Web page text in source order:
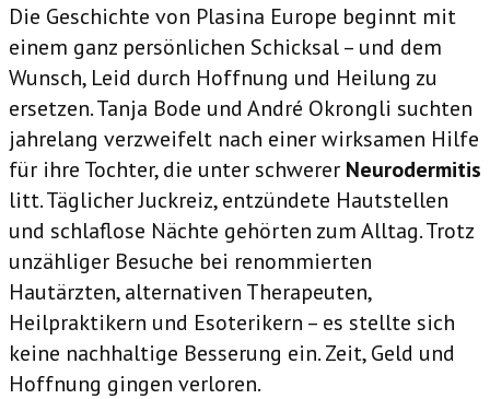
Die Geschichte von Plasina Europe beginnt mit
einem ganz persönlichen Schicksal – und dem
Wunsch, Leid durch Hoffnung und Heilung zu
ersetzen. Tanja Bode und André Okrongli suchten
jahrelang verzweifelt nach einer wirksamen Hilfe
für ihre Tochter, die unter schwerer Neurodermitis
litt. Täglicher Juckreiz, entzündete Hautstellen
und schlaflose Nächte gehörten zum Alltag. Trotz
unzähliger Besuche bei renommierten
Hautärzten, alternativen Therapeuten,
Heilpraktikern und Esoterikern – es stellte sich
keine nachhaltige Besserung ein. Zeit, Geld und
Hoffnung gingen verloren.